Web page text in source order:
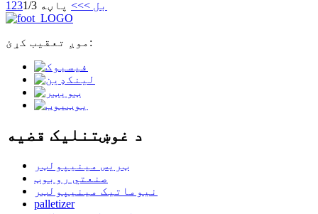
1 23 بل >>> پاڼه 1/3
موږ تعقیب کړئ:
د غوښتنلیک قضیه
ټریس مینیپولټر
صنعتي روبوټ
نیوماتیک مینیپولټر
palletizer